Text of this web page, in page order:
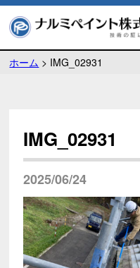
ホーム > IMG_02931
IMG_02931
2025/06/24